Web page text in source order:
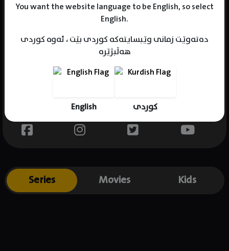
You want the website language to be English, so select
English.
دەتەوێت زمانی وێبسایتەکە کوردی بێت ، ئەوە کوردی
هەڵبژێرە
English کوردی
Gender : female
Series Movies Kids